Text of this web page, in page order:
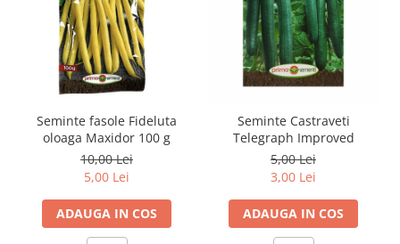
Seminte fasole Fideluta
oloaga Maxidor 100 g
10,00 Lei
5,00 Lei
ADAUGA IN COS
Seminte Castraveti
Telegraph Improved
5,00 Lei
3,00 Lei
ADAUGA IN COS